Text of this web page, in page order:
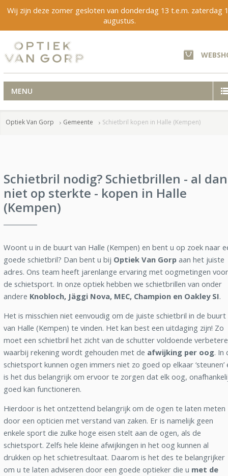
Wij zijn deze zomer gesloten van donderdag 13 t.e.m. zaterdag
augustus.
MENU
Optiek Van Gorp Gemeente Schietbril kopen in Halle (Kempen)
Schietbril nodig? Schietbrillen - al dan
niet op sterkte - kopen in Halle
(Kempen)
Woont u in de buurt van Halle (Kempen) en bent u op zoek naar
goede schietbril? Dan bent u bij Optiek Van Gorp aan het juiste
adres. Ons team heeft jarenlange ervaring met oogmetingen voor
de schietsport. In onze optiek hebben we schietbrillen van onder
andere Knobloch, Jäggi Nova, MEC, Champion en Oakley SI.
Het is misschien niet eenvoudig om de juiste schietbril in de buurt
van Halle (Kempen) te vinden. Het kan best een uitdaging zijn! Zo
moet een schietbril het zicht van de schutter voldoende
waarbij rekening wordt gehouden met de afwijking per oog. In
schietsport kunnen ogen immers niet zo goed op elkaar ‘steunen’
is het dus belangrijk om ervoor te zorgen dat elk oog,
goed kan functioneren.
Hierdoor is het ontzettend belangrijk om de ogen te laten meten
door een opticien met verstand van zaken. Er is namelijk geen
enkele sport die zulke hoge eisen stelt aan de ogen, als de
schietsport. Zelfs hele kleine afwijkingen in het oog kunnen al
drukken op het schietresultaat. Daarom is het des te belangrijker
om u te laten adviseren door een goede optieker die u met de